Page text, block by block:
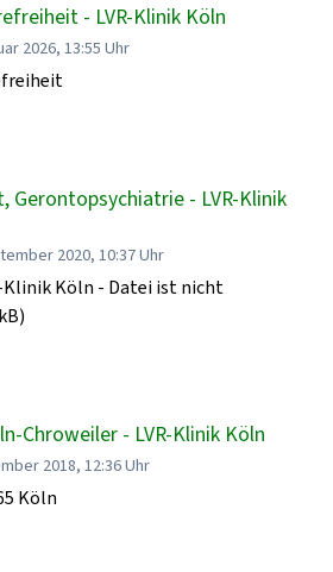
- LVR-Klinik Köln
2026, 13:55 Uhr
Gerontopsychiatrie - LVR-Klinik
2020, 10:37 Uhr
Köln - Datei ist nicht
Chroweiler - LVR-Klinik Köln
2018, 12:36 Uhr
Köln